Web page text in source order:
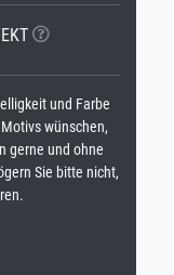
und Farbe
wünschen,
gerne und ohne
Sie bitte nicht,